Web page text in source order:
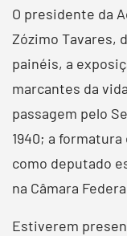
O presidente da
Zózimo Tavares,
painéis, a
marcantes da
passagem pelo
1940; a
como deputado
na Câmara
Estiverem